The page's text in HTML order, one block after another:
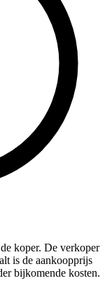
koper. De verkoper
is de aankoopprijs
bijkomende kosten.